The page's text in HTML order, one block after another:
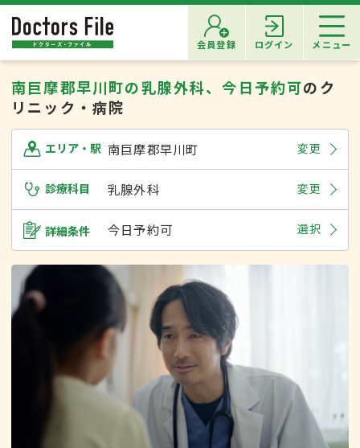
会員登録 ログイン メニュー
南巨摩郡早川町の乳腺外科、今日予約可のク
リニック・病院
エリア・駅 南巨摩郡早川町 変更
診療科目 乳腺外科 変更
詳細条件 今日予約可 選択